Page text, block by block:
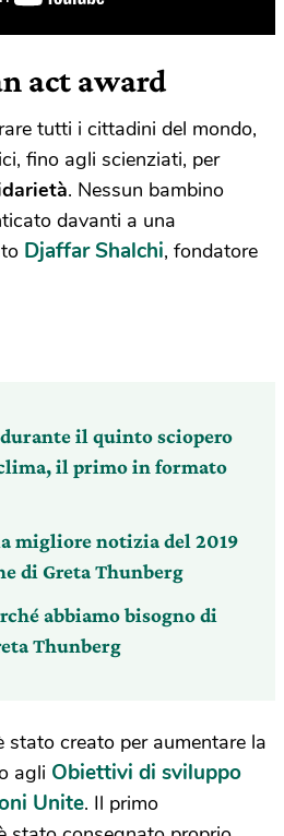
act award
tutti i cittadini del mondo,
fino agli scienziati, per
. Nessun bambino
davanti a una
Djaffar Shalchi, fondatore
durante il quinto sciopero
il primo in formato
migliore notizia del 2019
di Greta Thunberg
abbiamo bisogno di
Thunberg
creato per aumentare la
agli Obiettivi di sviluppo
Unite. Il primo